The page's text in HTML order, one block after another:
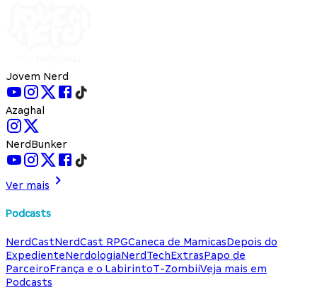
Jovem Nerd
Azaghal
NerdBunker
Ver mais
Podcasts
NerdCastNerdCast RPGCaneca de MamicasDepois do
ExpedienteNerdologiaNerdTechExtrasPapo de
ParceiroFrança e o LabirintoT-ZombiiVeja mais em
Podcasts